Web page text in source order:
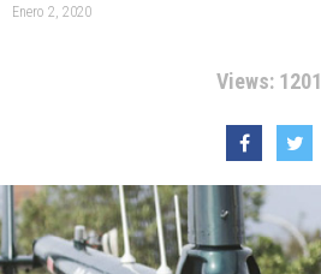
Enero 2, 2020
Views: 1201